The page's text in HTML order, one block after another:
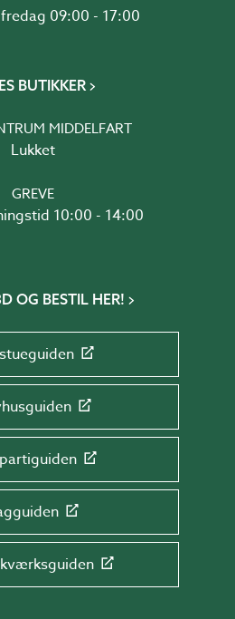
09:00 - 17:00
BUTIKKER
MIDDELFART
Lukket
GREVE
10:00 - 14:00
OG BESTIL HER!